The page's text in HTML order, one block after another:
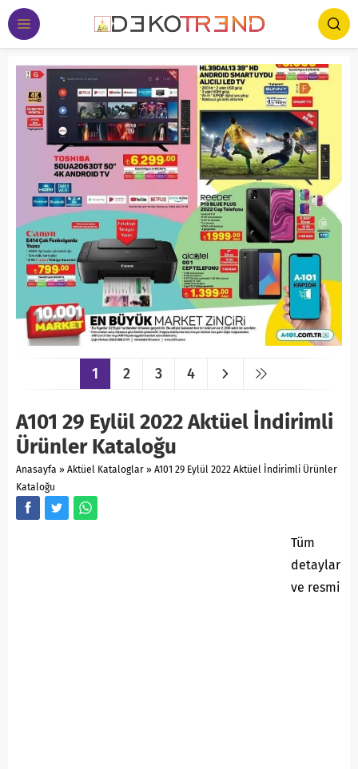
1 2 3 4
A101 29 Eylül 2022 Aktüel İndirimli
Ürünler Kataloğu
Anasayfa » Aktüel Kataloglar » A101 29 Eylül 2022 Aktüel İndirimli Ürünler
Kataloğu
Tüm
detaylar
ve resmi